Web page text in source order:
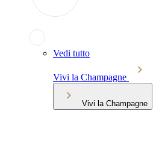
Vedi tutto
Vivi la Champagne
Vivi la Champagne